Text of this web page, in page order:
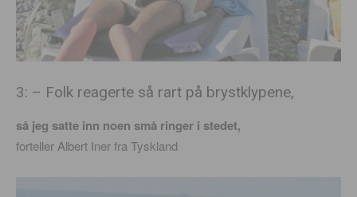
3: – Folk reagerte så rart på brystklypene,
så jeg satte inn noen små ringer i stedet,
forteller Albert Iner fra Tyskland